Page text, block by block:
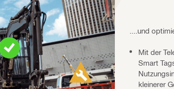
....und
Mit der
Smart
kleinerer